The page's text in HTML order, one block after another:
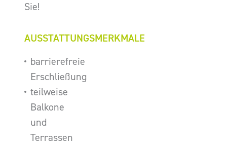
Sie!
AUSSTATTUNGSMERKMALE
barrierefreie
Erschließung
teilweise
Balkone
und
Terrassen